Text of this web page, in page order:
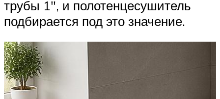
трубы 1″, и полотенцесушитель
подбирается под это значение.